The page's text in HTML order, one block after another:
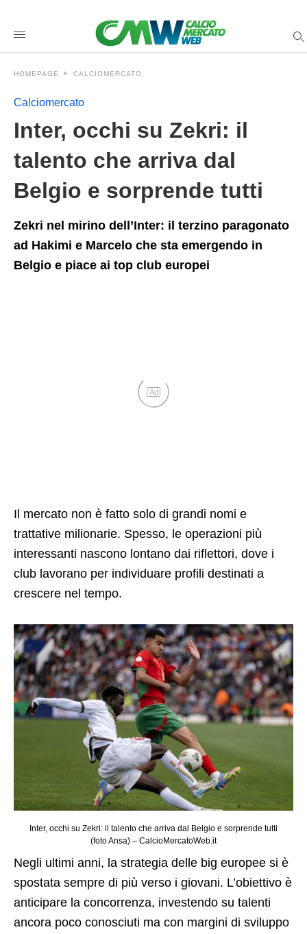
/2026/04/10/inter-
che-
dal-
belgio-
sorprende-
tutti/amp/
HOMEPAGE CALCIOMERCATO
Calciomercato
Inter, occhi su Zekri: il
talento che arriva dal
Belgio e sorprende tutti
Zekri nel mirino dell’Inter: il terzino paragonato
ad Hakimi e Marcelo che sta emergendo in
Belgio e piace ai top club europei
Ad
Il mercato non è fatto solo di grandi nomi e
trattative milionarie. Spesso, le operazioni più
interessanti nascono lontano dai riflettori, dove i
club lavorano per individuare profili destinati a
crescere nel tempo.
Inter, occhi su Zekri: il talento che arriva dal Belgio e sorprende tutti
(foto Ansa) – CalcioMercatoWeb.it
Negli ultimi anni, la strategia delle big europee si è
spostata sempre di più verso i giovani. L’obiettivo è
anticipare la concorrenza, investendo su talenti
ancora poco conosciuti ma con margini di sviluppo